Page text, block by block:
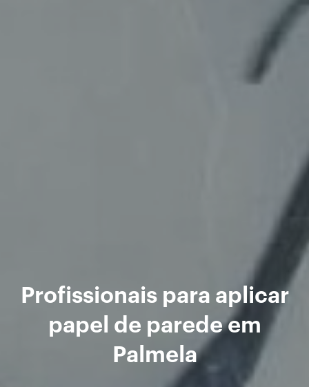
Profissionais para aplicar
papel de parede em
Palmela